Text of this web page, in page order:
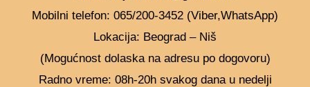
Mobilni telefon: 065/200-3452 (Viber,WhatsApp)
Lokacija: Beograd – Niš
(Mogućnost dolaska na adresu po dogovoru)
Radno vreme: 08h-20h svakog dana u nedelji